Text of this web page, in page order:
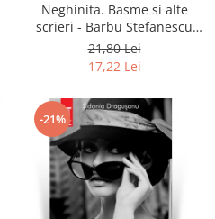
Neghinita. Basme si alte
scrieri - Barbu Stefanescu
Delavrancea
21,80 Lei
17,22 Lei
-21%